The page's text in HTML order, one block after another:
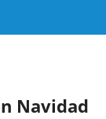
Navidad